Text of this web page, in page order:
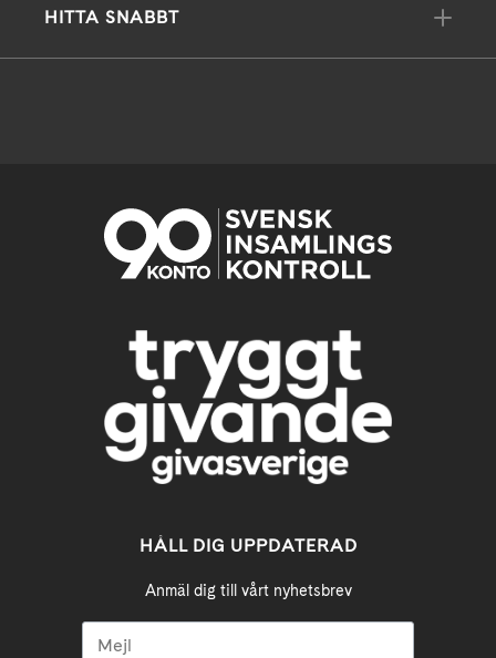
HITTA SNABBT
HÅLL DIG UPPDATERAD
Anmäl dig till vårt nyhetsbrev